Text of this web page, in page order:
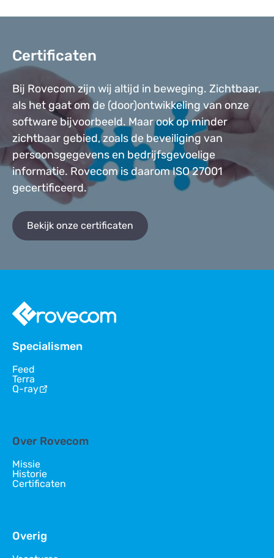
Certificaten
Bij Rovecom zijn wij altijd in beweging. Zichtbaar,
als het gaat om de (door)ontwikkeling van onze
software bijvoorbeeld. Maar ook op minder
zichtbaar gebied, zoals de beveiliging van
persoonsgegevens en bedrijfsgevoelige
informatie. Rovecom is daarom ISO 27001
gecertificeerd.
Bekijk onze certificaten
Specialismen
Feed
Terra
Q-ray
Over Rovecom
Missie
Historie
Certificaten
Overig